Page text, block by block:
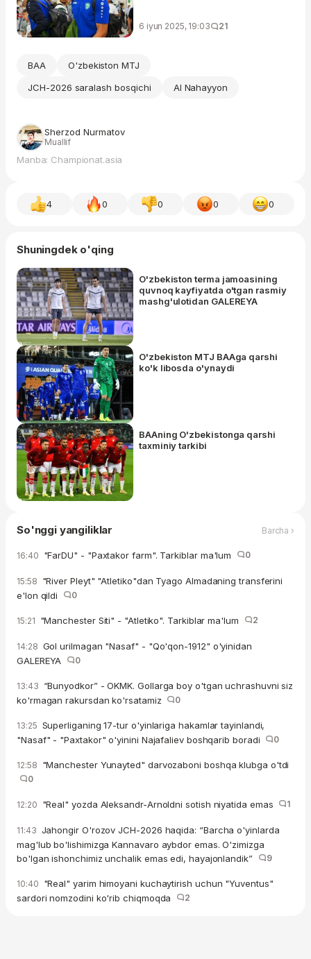
6 iyun 2025, 19:03 21
BAA
O'zbekiston MTJ
JCH-2026 saralash bosqichi
Al Nahayyon
Sherzod Nurmatov
Muallif
Manba: Championat.asia
4 0 0 0 0
Shuningdek o'qing
O'zbekiston terma jamoasining
quvnoq kayfiyatda o'tgan rasmiy
mashg'ulotidan GALEREYA
O'zbekiston MTJ BAAga qarshi
ko'k libosda o'ynaydi
BAAning O'zbekistonga qarshi
taxminiy tarkibi
So'nggi yangiliklar Barcha ›
16:40 "FarDU" - "Paxtakor farm". Tarkiblar ma'lum 0
15:58 "River Pleyt" "Atletiko"dan Tyago Almadaning transferini
e'lon qildi
0
15:21 "Manchester Siti" - "Atletiko". Tarkiblar ma'lum 2
14:28 Gol urilmagan "Nasaf" - "Qo'qon-1912" o'yinidan
GALEREYA
0
13:43 “Bunyodkor” - OKMK. Gollarga boy o'tgan uchrashuvni siz
ko'rmagan rakursdan ko'rsatamiz
0
13:25 Superliganing 17-tur o'yinlariga hakamlar tayinlandi,
"Nasaf" - "Paxtakor" o'yinini Najafaliev boshqarib boradi
0
12:58 "Manchester Yunayted" darvozaboni boshqa klubga o'tdi
0
12:20 "Real" yozda Aleksandr-Arnoldni sotish niyatida emas 1
11:43 Jahongir O'rozov JCH-2026 haqida: “Barcha o'yinlarda
mag'lub bo'lishimizga Kannavaro aybdor emas. O'zimizga
bo'lgan ishonchimiz unchalik emas edi, hayajonlandik”
9
10:40 "Real" yarim himoyani kuchaytirish uchun "Yuventus"
sardori nomzodini ko'rib chiqmoqda
2